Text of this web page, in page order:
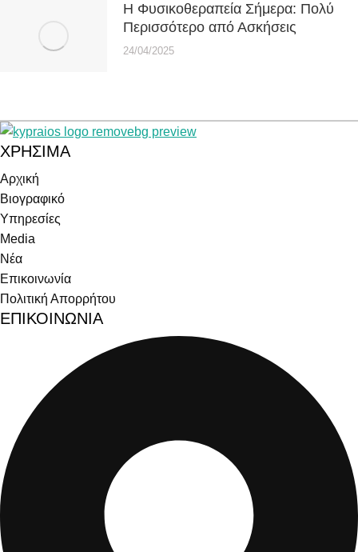
Η Φυσικοθεραπεία Σήμερα: Πολύ
Περισσότερο από Ασκήσεις
24/04/2025
ΧΡΗΣΙΜΑ
Αρχική
Βιογραφικό
Υπηρεσίες
Media
Νέα
Επικοινωνία
Πολιτική Απορρήτου
ΕΠΙΚΟΙΝΩΝΙΑ